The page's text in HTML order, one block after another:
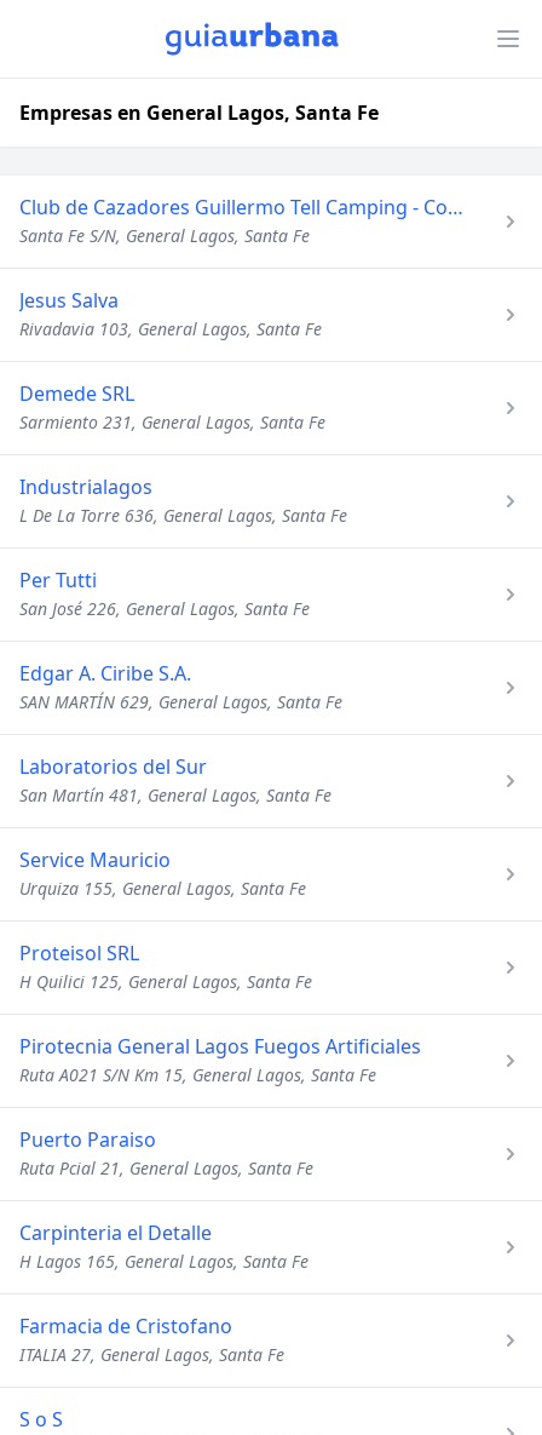
Empresas en General Lagos, Santa Fe
Club de Cazadores Guillermo Tell Camping - Comedor
Santa Fe S/N, General Lagos, Santa Fe
Jesus Salva
Rivadavia 103, General Lagos, Santa Fe
Demede SRL
Sarmiento 231, General Lagos, Santa Fe
Industrialagos
L De La Torre 636, General Lagos, Santa Fe
Per Tutti
San José 226, General Lagos, Santa Fe
Edgar A. Ciribe S.A.
SAN MARTÍN 629, General Lagos, Santa Fe
Laboratorios del Sur
San Martín 481, General Lagos, Santa Fe
Service Mauricio
Urquiza 155, General Lagos, Santa Fe
Proteisol SRL
H Quilici 125, General Lagos, Santa Fe
Pirotecnia General Lagos Fuegos Artificiales
Ruta A021 S/N Km 15, General Lagos, Santa Fe
Puerto Paraiso
Ruta Pcial 21, General Lagos, Santa Fe
Carpinteria el Detalle
H Lagos 165, General Lagos, Santa Fe
Farmacia de Cristofano
ITALIA 27, General Lagos, Santa Fe
S o S